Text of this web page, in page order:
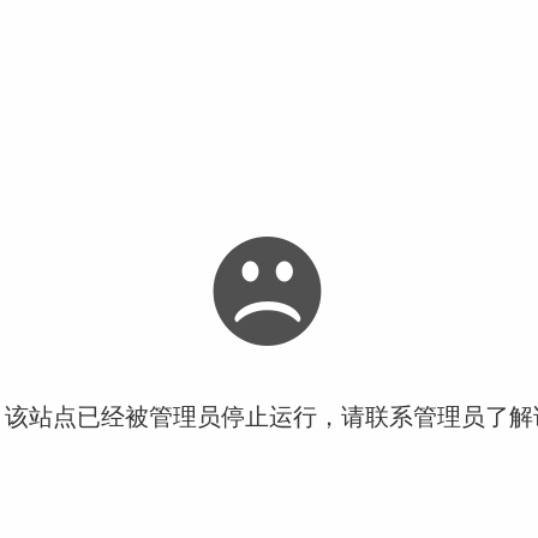
站点已经被管理员停止运行，请联系管理员了